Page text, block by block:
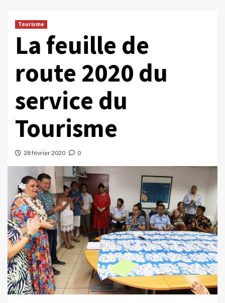
Tourisme
La feuille de
route 2020 du
service du
Tourisme
28 février 2020 0